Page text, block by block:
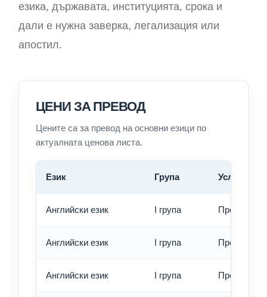
езика, държавата, институцията, срока и
дали е нужна заверка, легализация или
апостил.
ЦЕНИ ЗА ПРЕВОД
Цените са за превод на основни езици по
актуалната ценова листа.
Език Група Услуга
Английски език I група Превод -
Английски език I група Превод -
Английски език I група Превод -